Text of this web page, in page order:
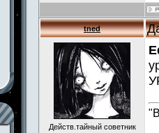
tned
Действ.тайный советник